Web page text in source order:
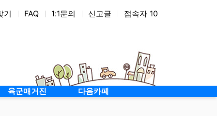
기 FAQ 1:1문의 신고글 접속자 10
127기보대대 128기보대대 사단직할
육군매거진 다음카페